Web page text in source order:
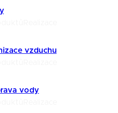
vzduchu
vody